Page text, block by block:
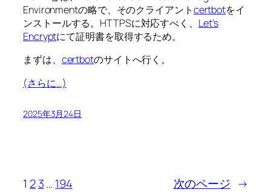
Environmentの略で、そのクライアントcertbotをイ
ンストールする。HTTPSに対応すべく、 Let’s
Encryptにて証明書を取得するため。
まずは、 certbotのサイトへ行く。
(さらに…)
2025年3月24日
1 2 3… 194 次のページ →